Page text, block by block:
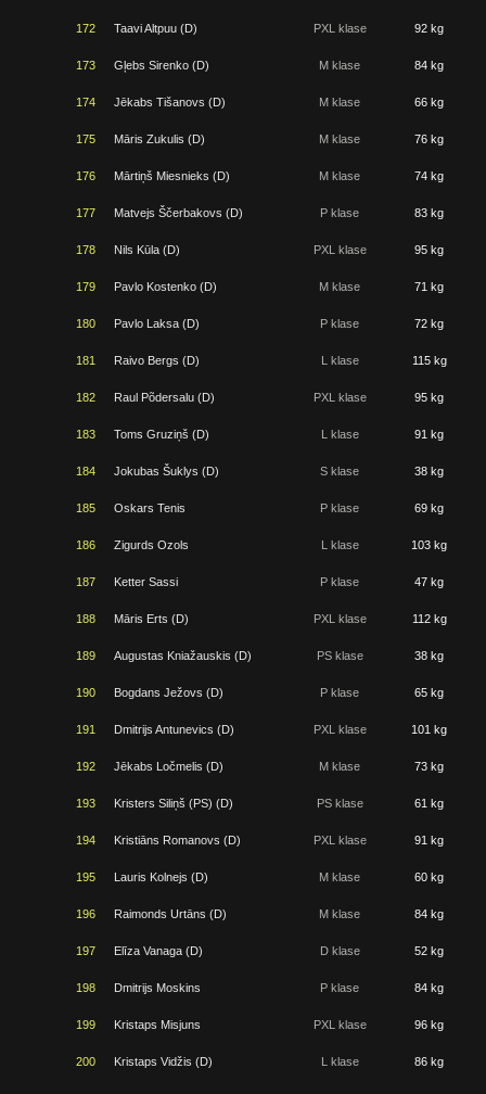
172 Taavi Altpuu (D) PXL klase 92 kg
173 Gļebs Sirenko (D) M klase 84 kg
174 Jēkabs Tišanovs (D) M klase 66 kg
175 Māris Zukulis (D) M klase 76 kg
176 Mārtiņš Miesnieks (D) M klase 74 kg
177 Matvejs Ščerbakovs (D) P klase 83 kg
178 Nils Kūla (D) PXL klase 95 kg
179 Pavlo Kostenko (D) M klase 71 kg
180 Pavlo Laksa (D) P klase 72 kg
181 Raivo Bergs (D) L klase 115 kg
182 Raul Põdersalu (D) PXL klase 95 kg
183 Toms Gruziņš (D) L klase 91 kg
184 Jokubas Šuklys (D) S klase 38 kg
185 Oskars Tenis P klase 69 kg
186 Zigurds Ozols L klase 103 kg
187 Ketter Sassi P klase 47 kg
188 Māris Erts (D) PXL klase 112 kg
189 Augustas Kniažauskis (D) PS klase 38 kg
190 Bogdans Ježovs (D) P klase 65 kg
191 Dmitrijs Antunevics (D) PXL klase 101 kg
192 Jēkabs Ločmelis (D) M klase 73 kg
193 Kristers Siliņš (PS) (D) PS klase 61 kg
194 Kristiāns Romanovs (D) PXL klase 91 kg
195 Lauris Kolnejs (D) M klase 60 kg
196 Raimonds Urtāns (D) M klase 84 kg
197 Elīza Vanaga (D) D klase 52 kg
198 Dmitrijs Moskins P klase 84 kg
199 Kristaps Misjuns PXL klase 96 kg
200 Kristaps Vidžis (D) L klase 86 kg